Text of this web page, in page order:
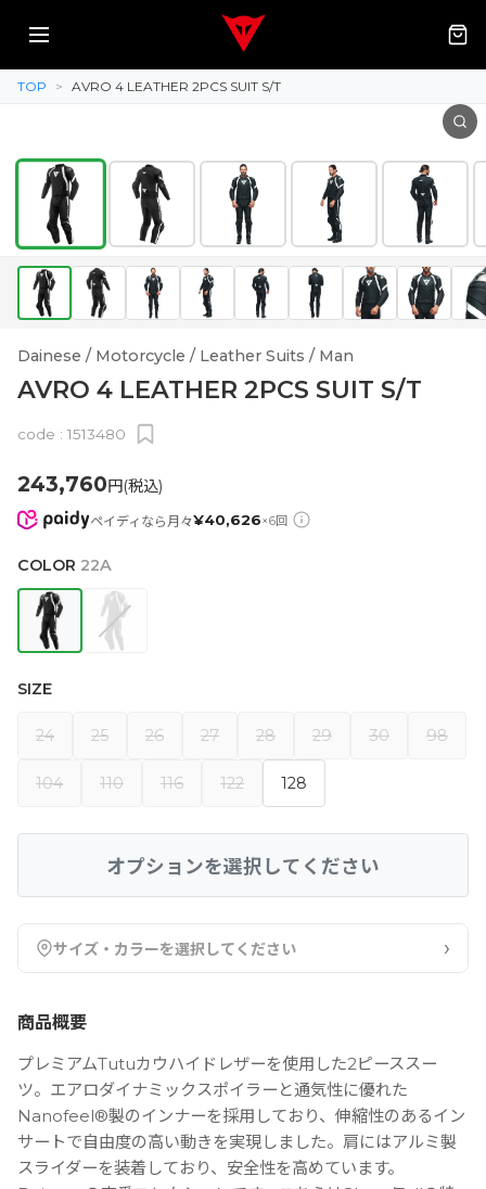
TOP > AVRO 4 LEATHER 2PCS SUIT S/T
Dainese / Motorcycle / Leather Suits / Man
AVRO 4 LEATHER 2PCS SUIT S/T
code : 1513480
243,760円(税込)
ペイディなら月々¥40,626×6回
COLOR 22A
SIZE
24 25 26 27 28 29 30 98
104 110 116 122 128
オプションを選択してください
サイズ・カラーを選択してください ›
商品概要
プレミアムTutuカウハイドレザーを使用した2ピーススー
ツ。エアロダイナミックスポイラーと通気性に優れた
Nanofeel®製のインナーを採用しており、伸縮性のあるイン
サートで自由度の高い動きを実現しました。肩にはアルミ製
スライダーを装着しており、安全性を高めています。